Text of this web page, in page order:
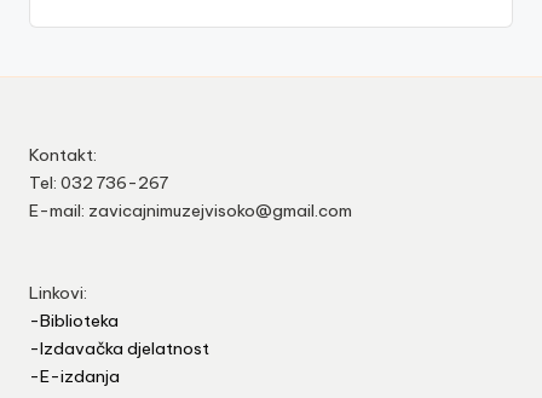
Kontakt:
Tel: 032 736-267
E-mail: zavicajnimuzejvisoko@gmail.com
Linkovi:
-Biblioteka
-Izdavačka djelatnost
-E-izdanja